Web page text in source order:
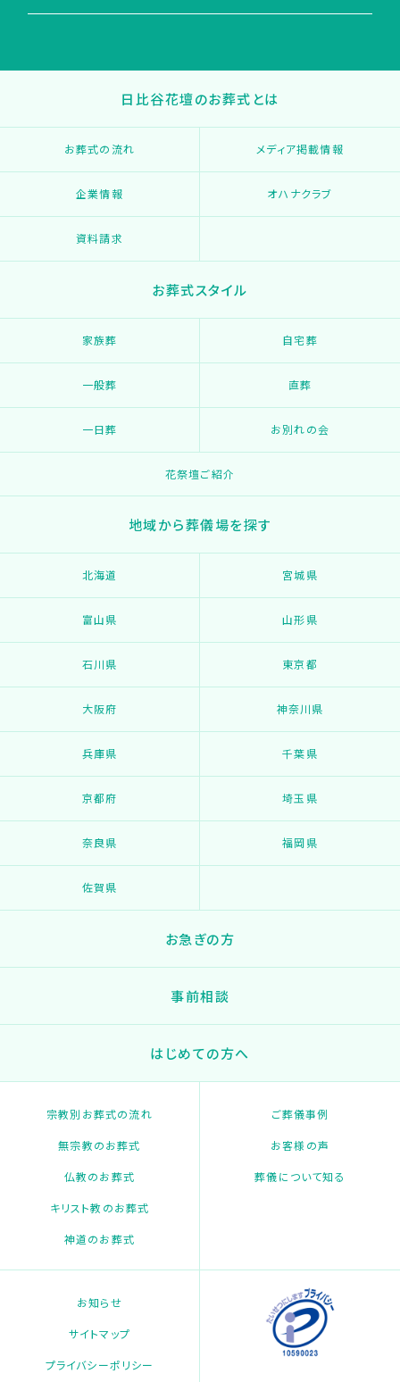
日比谷花壇のお葬式とは
お葬式の流れ メディア掲載情報
企業情報 オハナクラブ
資料請求
お葬式スタイル
家族葬 自宅葬
一般葬 直葬
一日葬 お別れの会
花祭壇ご紹介
地域から葬儀場を探す
北海道 宮城県
富山県 山形県
石川県 東京都
大阪府 神奈川県
兵庫県 千葉県
京都府 埼玉県
奈良県 福岡県
佐賀県
お急ぎの方
事前相談
はじめての方へ
宗教別お葬式の流れ
無宗教のお葬式
仏教のお葬式
キリスト教のお葬式
神道のお葬式
ご葬儀事例
お客様の声
葬儀について知る
お知らせ
サイトマップ
プライバシーポリシー